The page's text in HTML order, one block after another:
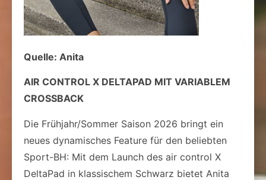
Quelle: Anita
AIR CONTROL X DELTAPAD MIT VARIABLEM
CROSSBACK
Die Frühjahr/Sommer Saison 2026 bringt ein
neues dynamisches Feature für den beliebten
Sport-BH: Mit dem Launch des air control X
DeltaPad in klassischem Schwarz bietet Anita